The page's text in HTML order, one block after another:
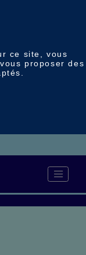
ce site, vous
proposer des